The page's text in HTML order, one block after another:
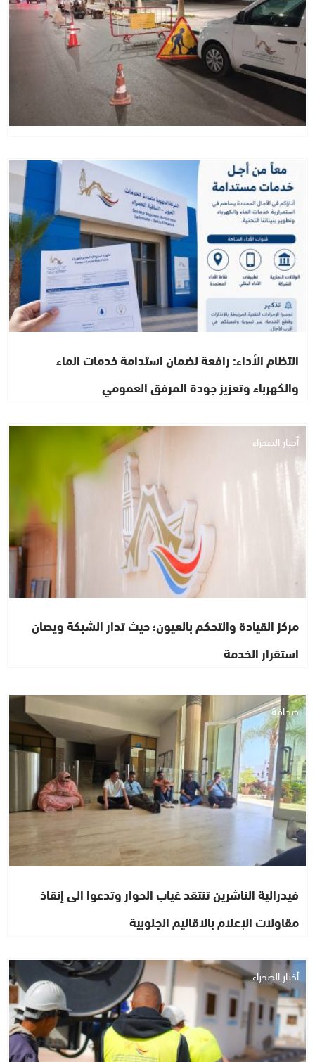
أخبار الصحراء
انتظام الأداء: رافعة لضمان استدامة خدمات الماء
والكهرباء وتعزيز جودة المرفق العمومي
أخبار الصحراء
مركز القيادة والتحكم بالعيون؛ حيث تدار الشبكة ويصان
استقرار الخدمة
صحافة
فيدرالية الناشرين تنتقد غياب الحوار وتدعوا الى إنقاذ
مقاولات الإعلام بالاقاليم الجنوبية
أخبار الصحراء